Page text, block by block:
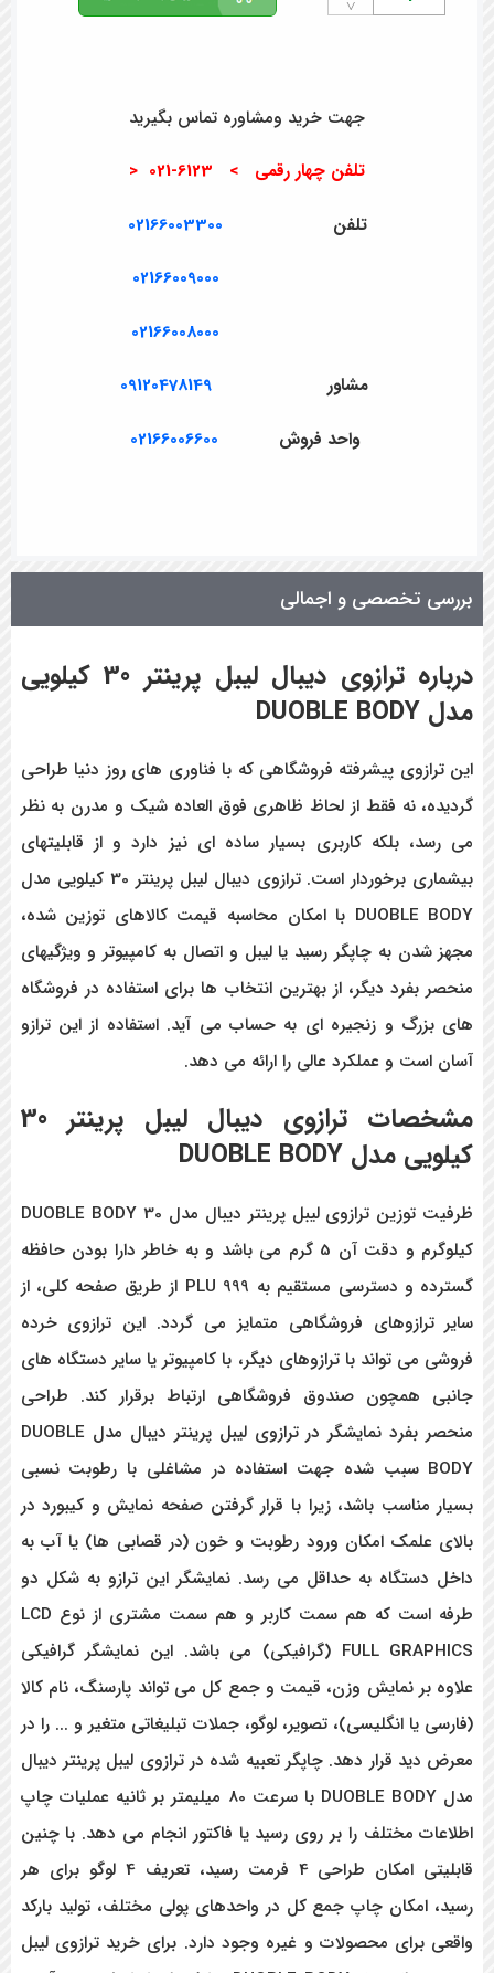
˅
جهت خرید ومشاوره تماس بگیرید
تلفن چهار رقمی > 6123-021 <
تلفن 02166003300
02166009000
02166008000
مشاور 09120478149
واحد فروش 02166006600
بررسی تخصصی و اجمالی
درباره ترازوی
دیبال لیبل پرینتر 30 کیلویی
مدل DUOBLE BODY
این ترازوی پیشرفته فروشگاهی که با فناوری های روز دنیا طراحی
گردیده، نه فقط از لحاظ ظاهری فوق العاده شیک و مدرن به نظر
می رسد، بلکه کاربری بسیار ساده ای نیز دارد و از قابلیتهای
بیشماری برخوردار است. ترازوی دیبال لیبل پرینتر 30 کیلویی مدل
DUOBLE BODY با امکان محاسبه قیمت کالاهای توزین شده،
مجهز شدن به چاپگر رسید یا لیبل و اتصال به کامپیوتر و ویژگیهای
منحصر بفرد دیگر، از بهترین انتخاب ها برای استفاده در فروشگاه
های بزرگ و زنجیره ای به حساب می آید. استفاده از این ترازو
آسان است و عملکرد عالی را ارائه می دهد.
مشخصاتترازوی
دیبال لیبل پرینتر 30
کیلویی مدل DUOBLE BODY
ظرفیت توزین ترازوی لیبل پرینتر دیبال مدل DUOBLE BODY 30
کیلوگرم و دقت آن 5 گرم می باشد و به خاطر دارا بودن حافظه
گسترده و دسترسی مستقیم به 999 PLU از طریق صفحه کلی، از
سایر ترازوهای فروشگاهی متمایز می گردد. این ترازوی خرده
فروشی می تواند با ترازوهای دیگر، با کامپیوتر یا سایر دستگاه های
جانبی همچون صندوق فروشگاهی ارتباط برقرار کند. طراحی
منحصر بفرد نمایشگر در ترازوی لیبل پرینتر دیبال مدل DUOBLE
BODY سبب شده جهت استفاده در مشاغلی با رطوبت نسبی
بسیار مناسب باشد، زیرا با قرار گرفتن صفحه نمایش و کیبورد در
بالای علمک امکان ورود رطوبت و خون (در قصابی ها) یا آب به
داخل دستگاه به حداقل می رسد. نمایشگر این ترازو به شکل دو
طرفه است که هم سمت کاربر و هم سمت مشتری از نوع LCD
FULL GRAPHICS (گرافیکی) می باشد. این نمایشگر گرافیکی
علاوه بر نمایش وزن، قیمت و جمع کل می تواند پارسنگ، نام کالا
(فارسی یا انگلیسی)، تصویر، لوگو، جملات تبلیغاتی متغیر و ... را در
معرض دید قرار دهد. چاپگر تعبیه شده در ترازوی لیبل پرینتر دیبال
مدل DUOBLE BODY با سرعت 80 میلیمتر بر ثانیه عملیات چاپ
اطلاعات مختلف را بر روی رسید یا فاکتور انجام می دهد. با چنین
قابلیتی امکان طراحی 4 فرمت رسید، تعریف 4 لوگو برای هر
رسید، امکان چاپ جمع کل در واحدهای پولی مختلف، تولید بارکد
واقعی برای محصولات و غیره وجود دارد. برای خرید ترازوی لیبل